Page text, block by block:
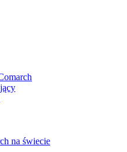
na świecie